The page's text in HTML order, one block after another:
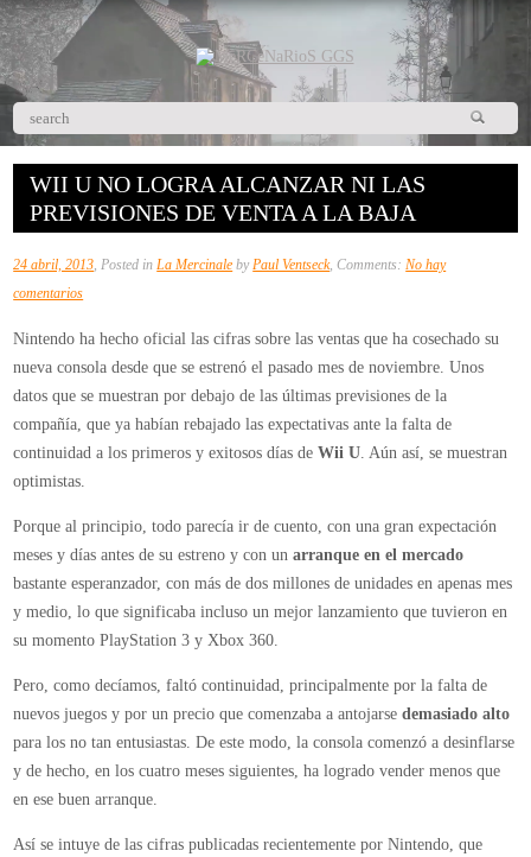
WII U NO LOGRA ALCANZAR NI LAS
PREVISIONES DE VENTA A LA BAJA
24 abril, 2013, Posted inLa Mercinale byPaul Ventseck, Comments:No hay
comentariosen
U
no
logra
alcanzar
ni
las
previsiones
de
venta
a
la
Nintendo ha hecho oficial las cifras sobre las ventas que ha cosechado su
nueva consola desde que se estrenó el pasado mes de noviembre. Unos
datos que se muestran por debajo de las últimas previsiones de la
compañía, que ya habían rebajado las expectativas ante la falta de
continuidad a los primeros y exitosos días deWii U. Aún así, se muestran
optimistas.
Porque al principio, todo parecía ir de cuento, con una gran expectación
meses y días antes de su estreno y con unarranque en el mercado
bastante esperanzador, con más de dos millones de unidades en apenas mes
y medio, lo que significaba incluso un mejor lanzamiento que tuvieron en
su momento PlayStation 3 y Xbox 360.
Pero, como decíamos, faltó continuidad, principalmente por la falta de
nuevos juegos y por un precio que comenzaba a antojarsedemasiado alto
para los no tan entusiastas. De este modo, la consola comenzó a desinflarse
y de hecho, en los cuatro meses siguientes, ha logrado vender menos que
en ese buen arranque.
Así se intuye de las cifras publicadas recientemente por Nintendo, que